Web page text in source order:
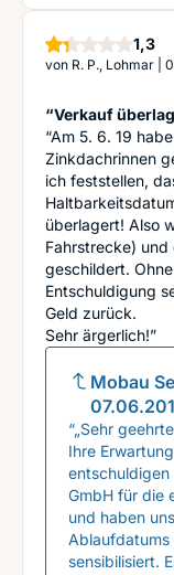
1,3
von R. P., Lohmar
“Verkauf
“Am 5. 6. 19
Zinkdachrinnen
ich feststellen,
überlagert! Also
Fahrstrecke)
geschildert.
Entschuldigung
Geld zurück.
Sehr ärgerlich!”
Mobau
“„Sehr
Ihre
entschuldigen
GmbH für die
und haben
Ablaufdatums
sensibilisiert.